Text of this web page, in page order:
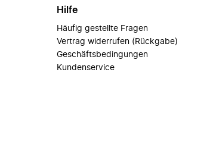
Hilfe
Häufig gestellte Fragen
Vertrag widerrufen (Rückgabe)
Geschäftsbedingungen
Kundenservice